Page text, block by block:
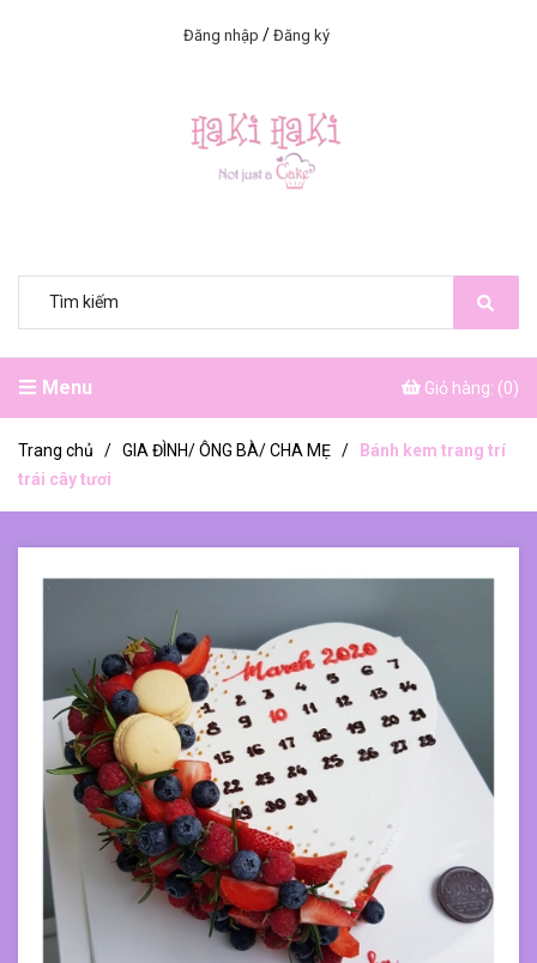
Đăng nhập / Đăng ký
Menu Giỏ hàng: (0)
Trang chủ / GIA ĐÌNH/ ÔNG BÀ/ CHA MẸ /
Bánh kem trang trí
trái cây tươi